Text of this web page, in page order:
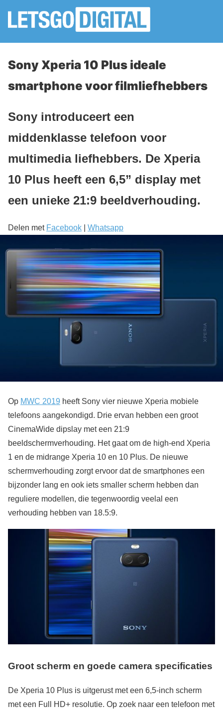
Sony Xperia 10 Plus ideale
smartphone voor filmliefhebbers
Sony introduceert een
middenklasse telefoon voor
multimedia liefhebbers. De Xperia
10 Plus heeft een 6,5” display met
een unieke 21:9 beeldverhouding.
Delen met Facebook Whatsapp
Op MWC 2019 heeft Sony vier nieuwe Xperia mobiele
telefoons aangekondigd. Drie ervan hebben een groot
CinemaWide dipslay met een 21:9
beeldschermverhouding. Het gaat om de high-end Xperia
1 en de midrange Xperia 10 en 10 Plus. De nieuwe
schermverhouding zorgt ervoor dat de smartphones een
bijzonder lang en ook iets smaller scherm hebben dan
reguliere modellen, die tegenwoordig veelal een
verhouding hebben van 18.5:9.
Groot scherm en goede camera specificaties
De Xperia 10 Plus is uitgerust met een 6,5-inch scherm
met een Full HD+ resolutie. Op zoek naar een telefoon met